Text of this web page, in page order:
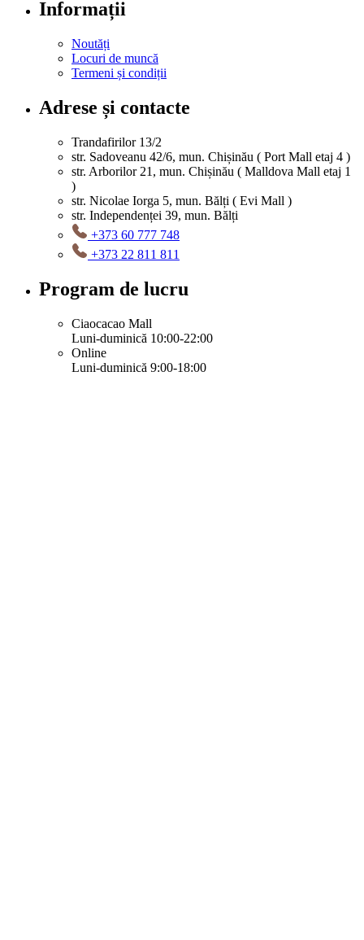
Informații
Noutăți
Locuri de muncă
Termeni și condiții
Adrese și contacte
Trandafirilor 13/2
str. Sadoveanu 42/6, mun. Chișinău ( Port Mall etaj 4 )
str. Arborilor 21, mun. Chișinău ( Malldova Mall etaj 1
)
str. Nicolae Iorga 5, mun. Bălți ( Evi Mall )
str. Independenței 39, mun. Bălți
+373 60 777 748
+373 22 811 811
Program de lucru
Ciaocacao Mall
Luni-duminică 10:00-22:00
Online
Luni-duminică 9:00-18:00